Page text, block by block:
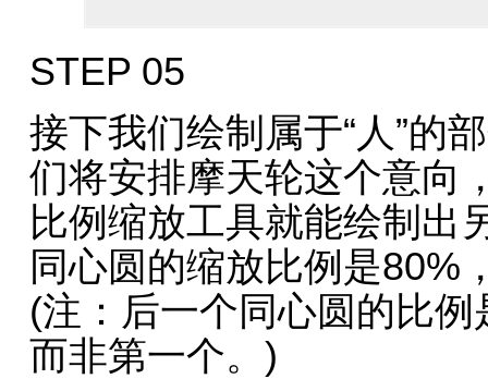
STEP 05
接下我们绘制属于“人”的
们将安排摩天轮这个意向
比例缩放工具就能绘制出
同心圆的缩放比例是80%
(注：后一个同心圆的比
而非第一个。)